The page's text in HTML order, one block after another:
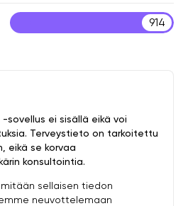
914
sovellus ei sisällä eikä voi
Terveystieto on tarkoitettu
eikä se korvaa
konsultointia.
sellaisen tiedon
neuvottelemaan